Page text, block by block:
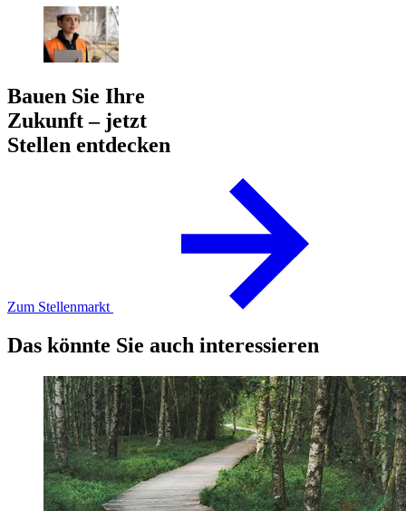
Bauen Sie Ihre
Zukunft – jetzt
Stellen entdecken
Zum Stellenmarkt
Das könnte Sie auch interessieren